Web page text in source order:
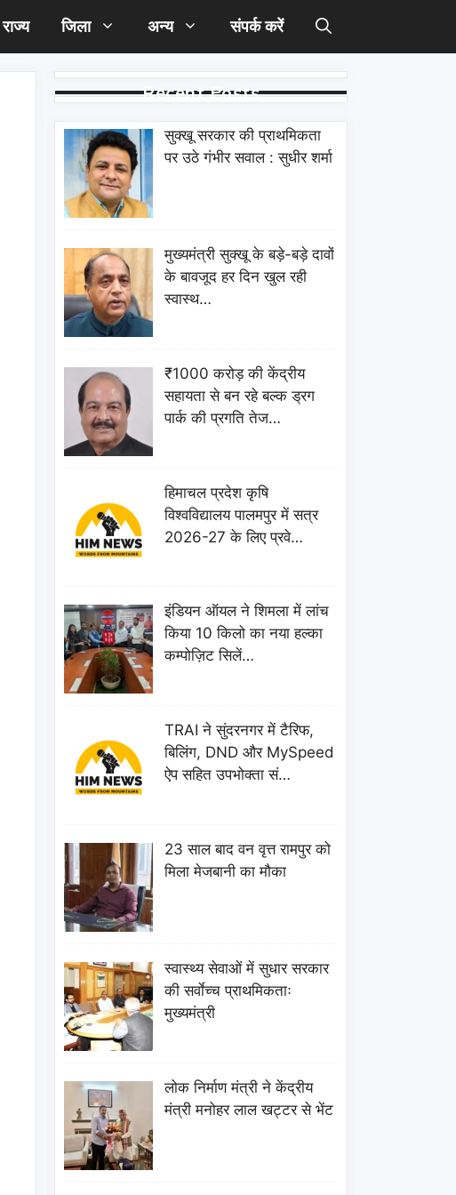
राज्य जिला अन्य संपर्क करें
Recent Posts
सुक्खू सरकार की प्राथमिकता
पर उठे गंभीर सवाल : सुधीर शर्मा
मुख्यमंत्री सुक्खू के बड़े-बड़े दावों
के बावजूद हर दिन खुल रही
स्वास्थ…
₹1000 करोड़ की केंद्रीय
सहायता से बन रहे बल्क ड्रग
पार्क की प्रगति तेज…
हिमाचल प्रदेश कृषि
विश्वविद्यालय पालमपुर में सत्र
2026-27 के लिए प्रवे…
इंडियन ऑयल ने शिमला में लांच
किया 10 किलो का नया हल्का
कम्पोज़िट सिलें…
TRAI ने सुंदरनगर में टैरिफ,
बिलिंग, DND और MySpeed
ऐप सहित उपभोक्ता सं…
23 साल बाद वन वृत्त रामपुर को
मिला मेजबानी का मौका
स्वास्थ्य सेवाओं में सुधार सरकार
की सर्वाेच्च प्राथमिकताः
मुख्यमंत्री
लोक निर्माण मंत्री ने केंद्रीय
मंत्री मनोहर लाल खट्टर से भेंट